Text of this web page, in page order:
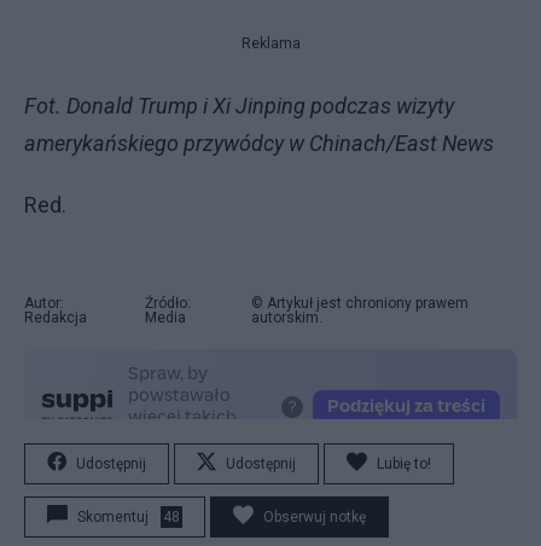
Reklama
Fot. Donald Trump i Xi Jinping podczas wizyty
amerykańskiego przywódcy w Chinach/East News
Red.
Autor:
Redakcja
Źródło:
Media
© Artykuł jest chroniony prawem
autorskim.
Udostępnij Udostępnij Lubię to!
Skomentuj 48 Obserwuj notkę